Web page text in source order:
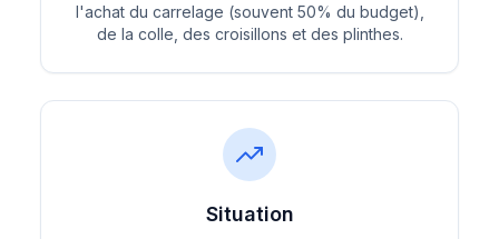
l'achat du carrelage (souvent 50% du budget),
de la colle, des croisillons et des plinthes.
Situation